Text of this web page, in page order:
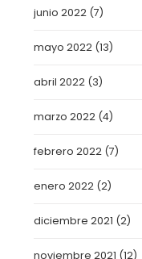
junio 2022 (7)
mayo 2022 (13)
abril 2022 (3)
marzo 2022 (4)
febrero 2022 (7)
enero 2022 (2)
diciembre 2021 (2)
noviembre 2021 (12)